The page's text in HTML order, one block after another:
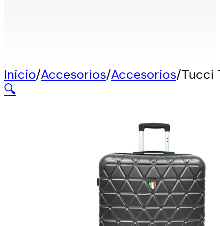
Inicio/Accesorios/Accesorios/Tucci
🔍